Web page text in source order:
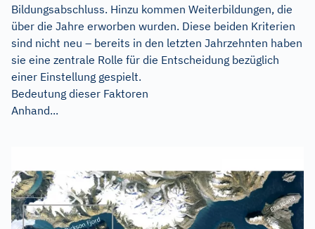
Bildungsabschluss. Hinzu kommen Weiterbildungen, die
über die Jahre erworben wurden. Diese beiden Kriterien
sind nicht neu – bereits in den letzten Jahrzehnten haben
sie eine zentrale Rolle für die Entscheidung bezüglich
einer Einstellung gespielt.
Bedeutung dieser Faktoren
Anhand...